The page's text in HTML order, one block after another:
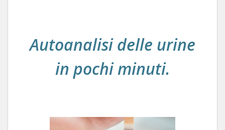
Autoanalisi delle urine
in pochi minuti.